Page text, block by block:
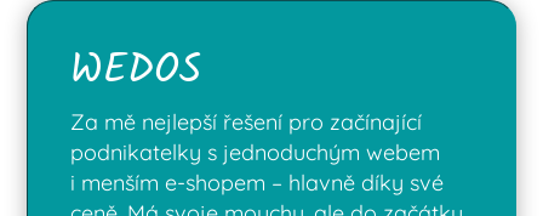
WEDOS
Za mě nejlepší řešení pro začínající
podnikatelky s jednoduchým webem
i menším e-shopem – hlavně díky své